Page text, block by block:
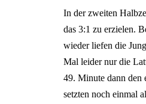
In der zweiten
das 3:1 zu erzielen.
wieder liefen die
Mal leider nur die
49. Minute dann den
setzten noch einmal